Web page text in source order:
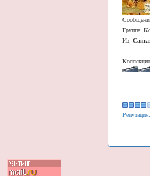
Группа:
Из:
Репутация: